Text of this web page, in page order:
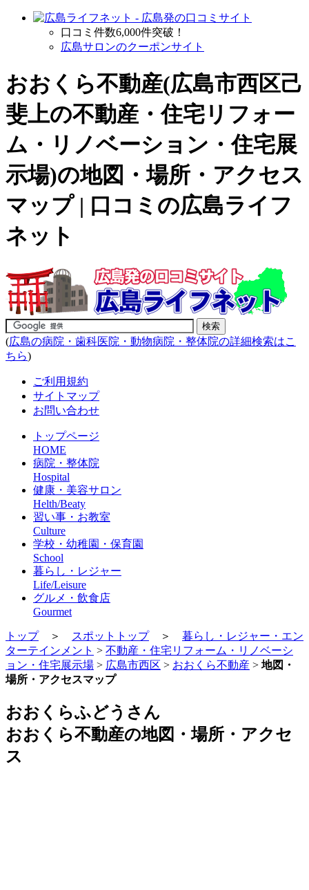
口コミ件数6,000件突破！
広島サロンのクーポンサイト
おおくら不動産(広島市西区己
斐上の不動産・住宅リフォー
ム・リノベーション・住宅展
示場)の地図・場所・アクセス
マップ | 口コミの広島ライフ
ネット
(広島の病院・歯科医院・動物病院・整体院の詳細検索はこ
ちら)
ご利用規約
サイトマップ
お問い合わせ
トップページ
HOME
病院・整体院
Hospital
健康・美容サロン
Helth/Beaty
習い事・お教室
Culture
学校・幼稚園・保育園
School
暮らし・レジャー
Life/Leisure
グルメ・飲食店
Gourmet
トップ＞ スポットトップ＞ 暮らし・レジャー・エン
ターテインメント > 不動産・住宅リフォーム・リノベーシ
ョン・住宅展示場 > 広島市西区 > おおくら不動産 > 地図・
場所・アクセスマップ
おおくらふどうさん
おおくら不動産の地図・場所・アクセ
ス